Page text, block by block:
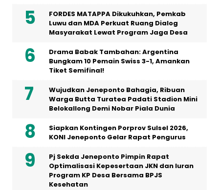
FORDES MATAPPA Dikukuhkan, Pemkab
Luwu dan MDA Perkuat Ruang Dialog
Masyarakat Lewat Program Jaga Desa
Drama Babak Tambahan: Argentina
Bungkam 10 Pemain Swiss 3-1, Amankan
Tiket Semifinal!
Wujudkan Jeneponto Bahagia, Ribuan
Warga Butta Turatea Padati Stadion Mini
Belokallong Demi Nobar Piala Dunia
Siapkan Kontingen Porprov Sulsel 2026,
KONI Jeneponto Gelar Rapat Pengurus
Pj Sekda Jeneponto Pimpin Rapat
Optimalisasi Kepesertaan JKN dan Iuran
Program KP Desa Bersama BPJS
Kesehatan